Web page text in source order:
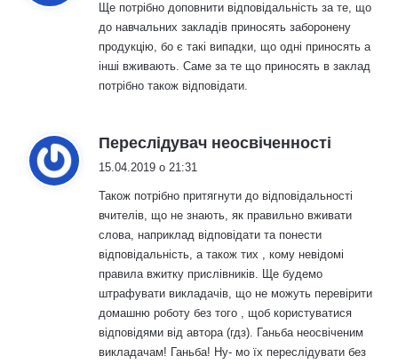
Ще потрібно доповнити відповідальність за те, що
до навчальних закладів приносять заборонену
продукцію, бо є такі випадки, що одні приносять а
інші вживають. Саме за те що приносять в заклад
потрібно також відповідати.
Переслідувач неосвіченності
15.04.2019 о 21:31
Також потрібно притягнути до відповідальності
вчителів, що не знають, як правильно вживати
слова, наприклад відповідати та понести
відповідальність, а також тих , кому невідомі
правила вжитку прислівників. Ще будемо
штрафувати викладачів, що не можуть перевірити
домашню роботу без того , щоб користуватися
відповідями від автора (гдз). Ганьба неосвіченим
викладачам! Ганьба! Ну- мо їх переслідувати без